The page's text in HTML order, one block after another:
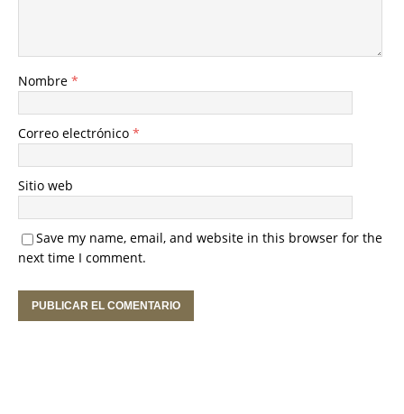
Nombre *
Correo electrónico *
Sitio web
Save my name, email, and website in this browser for the
next time I comment.